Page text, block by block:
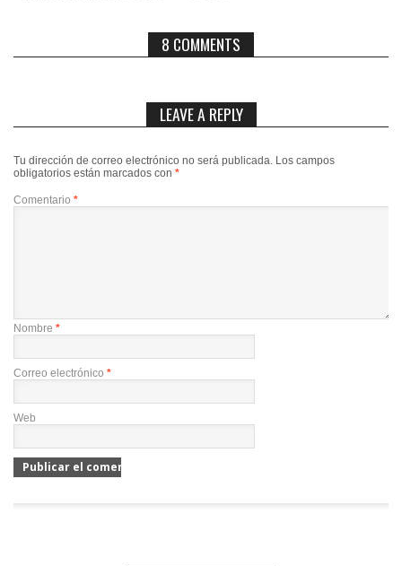
8 COMMENTS
LEAVE A REPLY
Tu dirección de correo electrónico no será publicada. Los campos
obligatorios están marcados con *
Comentario *
Nombre *
Correo electrónico *
Web